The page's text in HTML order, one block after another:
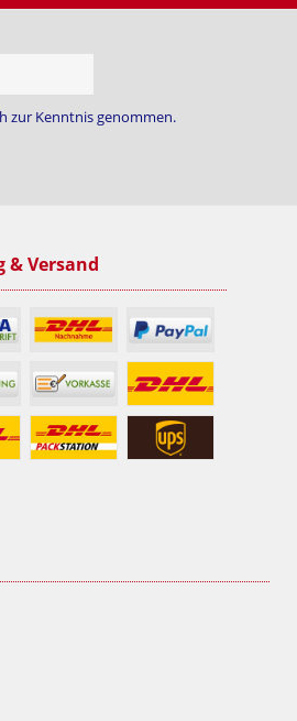
zur Kenntnis genommen.
& Versand